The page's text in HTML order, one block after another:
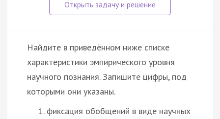
Найдите в приведённом ниже списке
характеристики эмпирического уровня
научного познания. Запишите цифры, под
которыми они указаны.
фиксация обобщений в виде научных